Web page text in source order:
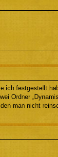
ich festgestellt
Ordner
man nicht